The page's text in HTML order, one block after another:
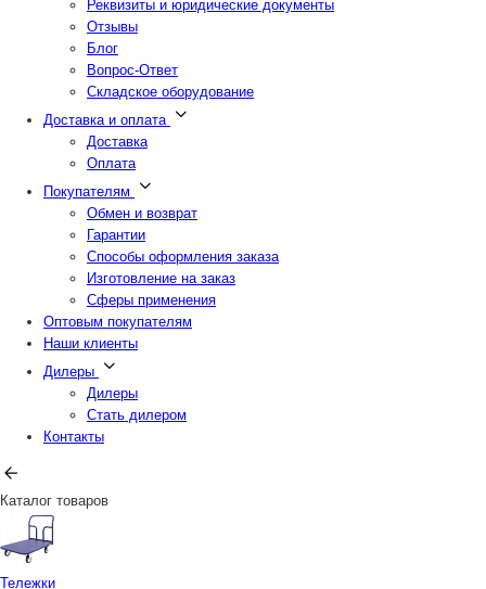
Реквизиты и юридические документы
Отзывы
Блог
Вопрос-Ответ
Складское оборудование
Доставка и оплата
Доставка
Оплата
Покупателям
Обмен и возврат
Гарантии
Способы оформления заказа
Изготовление на заказ
Сферы применения
Оптовым покупателям
Наши клиенты
Дилеры
Дилеры
Стать дилером
Контакты
Каталог товаров
Тележки